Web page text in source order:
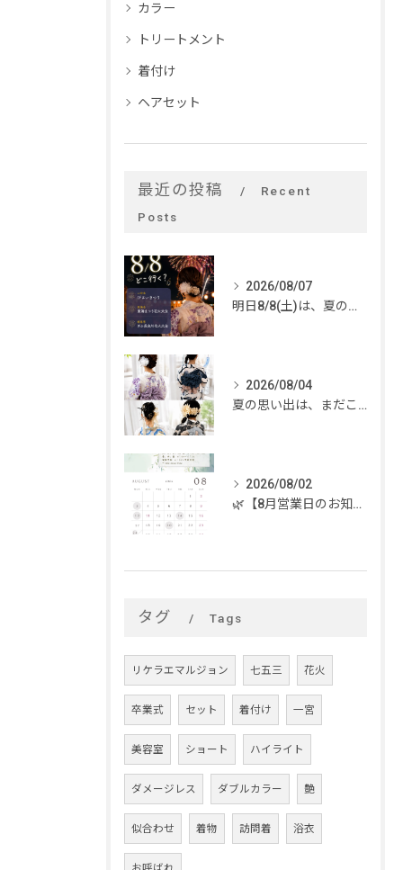
カラー
トリートメント
着付け
ヘアセット
最近の投稿
Recent
Posts
2026/08/07
明日8/8(土)は、夏のイベントがいっぱい🎆
2026/08/04
夏の思い出は、まだこれから。
2026/08/02
🌿【8月営業日のお知らせ】🌿
タグ Tags
リケラエマルジョン 七五三 花火
卒業式 セット 着付け 一宮
美容室 ショート ハイライト
ダメージレス ダブルカラー 艶
似合わせ 着物 訪問着 浴衣